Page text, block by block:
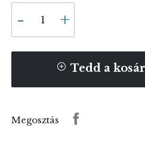
Tedd a
Megosztás